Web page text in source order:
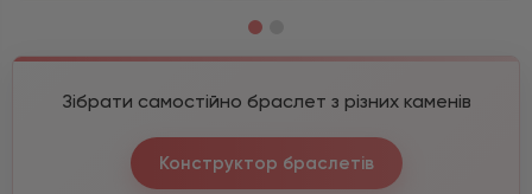
Зібрати самостійно браслет з різних каменів
Конструктор браслетів